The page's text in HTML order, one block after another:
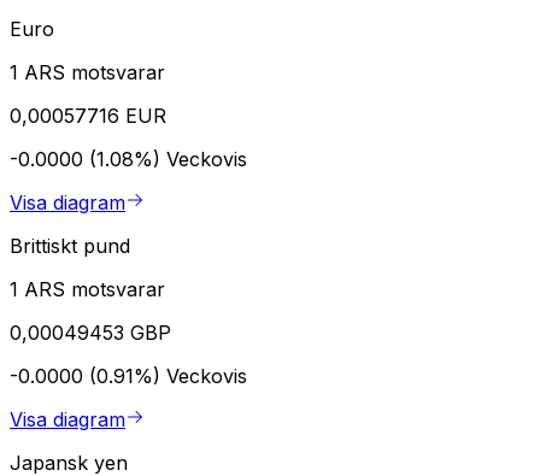
Euro
1 ARS motsvarar
0,00057716 EUR
-0.0000 (1.08%) Veckovis
Visa diagram
Brittiskt pund
1 ARS motsvarar
0,00049453 GBP
-0.0000 (0.91%) Veckovis
Visa diagram
Japansk yen